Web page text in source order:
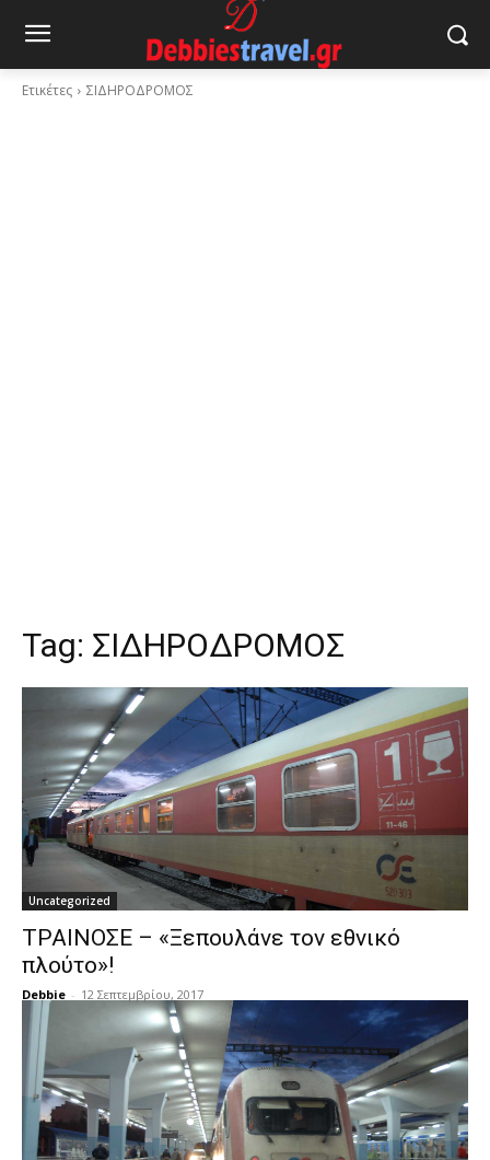
Ετικέτες ΣΙΔΗΡΟΔΡΟΜΟΣ
Tag: ΣΙΔΗΡΟΔΡΟΜΟΣ
Uncategorized
ΤΡΑΙΝΟΣΕ – «Ξεπουλάνε τον εθνικό
πλούτο»!
Debbie - 12 Σεπτεμβρίου, 2017